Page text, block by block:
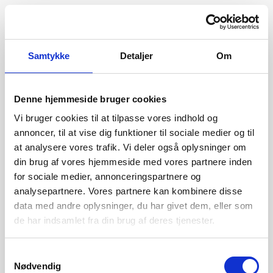
Samtykke Detaljer Om
Denne hjemmeside bruger cookies
Vi bruger cookies til at tilpasse vores indhold og
annoncer, til at vise dig funktioner til sociale medier og til
at analysere vores trafik. Vi deler også oplysninger om
din brug af vores hjemmeside med vores partnere inden
for sociale medier, annonceringspartnere og
analysepartnere. Vores partnere kan kombinere disse
data med andre oplysninger, du har givet dem, eller som
de har indsamlet fra din brug af deres tjenester.
Nødvendig
404